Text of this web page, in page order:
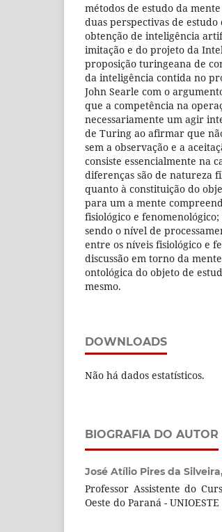
métodos de estudo da
duas perspectivas de
obtenção de inteligência
imitação e do projeto da
proposição turingeana de
da inteligência contida no
John Searle com o
que a competência na
necessariamente um agir
de Turing ao afirmar que
sem a observação e a
consiste essencialmente na
diferenças são de natureza
quanto à constituição do
para um a mente
fisiológico e
sendo o nível de
entre os níveis fisiológico e
discussão em torno da
ontológica do objeto de
mesmo.
DOWNLOADS
Não há dados estatísticos.
BIOGRAFIA DO AUTOR
José Atílio Pires da Silveira,
Professor Assistente do
Oeste do Paraná - UNIOESTE